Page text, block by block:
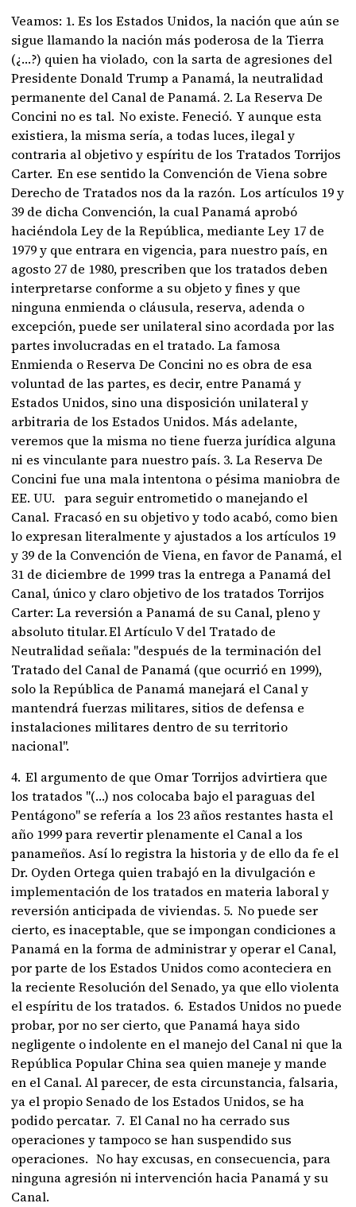
Veamos: 1. Es los Estados Unidos, la nación que aún se
sigue llamando la nación más poderosa de la Tierra
(¿…?) quien ha violado, con la sarta de agresiones del
Presidente Donald Trump a Panamá, la neutralidad
permanente del Canal de Panamá. 2. La Reserva De
Concini no es tal. No existe. Feneció. Y aunque esta
existiera, la misma sería, a todas luces, ilegal y
contraria al objetivo y espíritu de los Tratados Torrijos
Carter. En ese sentido la Convención de Viena sobre
Derecho de Tratados nos da la razón. Los artículos 19 y
39 de dicha Convención, la cual Panamá aprobó
haciéndola Ley de la República, mediante Ley 17 de
1979 y que entrara en vigencia, para nuestro país, en
agosto 27 de 1980, prescriben que los tratados deben
interpretarse conforme a su objeto y fines y que
ninguna enmienda o cláusula, reserva, adenda o
excepción, puede ser unilateral sino acordada por las
partes involucradas en el tratado. La famosa
Enmienda o Reserva De Concini no es obra de esa
voluntad de las partes, es decir, entre Panamá y
Estados Unidos, sino una disposición unilateral y
arbitraria de los Estados Unidos. Más adelante,
veremos que la misma no tiene fuerza jurídica alguna
ni es vinculante para nuestro país. 3. La Reserva De
Concini fue una mala intentona o pésima maniobra de
EE. UU. para seguir entrometido o manejando el
Canal. Fracasó en su objetivo y todo acabó, como bien
lo expresan literalmente y ajustados a los artículos 19
y 39 de la Convención de Viena, en favor de Panamá, el
31 de diciembre de 1999 tras la entrega a Panamá del
Canal, único y claro objetivo de los tratados Torrijos
Carter: La reversión a Panamá de su Canal, pleno y
absoluto titular. El Artículo V del Tratado de
Neutralidad señala: "después de la terminación del
Tratado del Canal de Panamá (que ocurrió en 1999),
solo la República de Panamá manejará el Canal y
mantendrá fuerzas militares, sitios de defensa e
instalaciones militares dentro de su territorio
nacional".
4. El argumento de que Omar Torrijos advirtiera que
los tratados "(…) nos colocaba bajo el paraguas del
Pentágono" se refería a los 23 años restantes hasta el
año 1999 para revertir plenamente el Canal a los
panameños. Así lo registra la historia y de ello da fe el
Dr. Oyden Ortega quien trabajó en la divulgación e
implementación de los tratados en materia laboral y
reversión anticipada de viviendas. 5. No puede ser
cierto, es inaceptable, que se impongan condiciones a
Panamá en la forma de administrar y operar el Canal,
por parte de los Estados Unidos como aconteciera en
la reciente Resolución del Senado, ya que ello violenta
el espíritu de los tratados. 6. Estados Unidos no puede
probar, por no ser cierto, que Panamá haya sido
negligente o indolente en el manejo del Canal ni que la
República Popular China sea quien maneje y mande
en el Canal. Al parecer, de esta circunstancia, falsaria,
ya el propio Senado de los Estados Unidos, se ha
podido percatar. 7. El Canal no ha cerrado sus
operaciones y tampoco se han suspendido sus
operaciones. No hay excusas, en consecuencia, para
ninguna agresión ni intervención hacia Panamá y su
Canal.